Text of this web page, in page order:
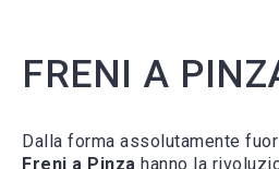
FRENI A
Dalla forma assolutamente
Freni a Pinza hanno la